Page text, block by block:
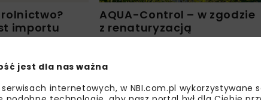
importu
AQUA-Control – w zgodzie
z renaturyzacją
jest dla nas ważna
internetowych, w NBI.com.pl wykorzystywane